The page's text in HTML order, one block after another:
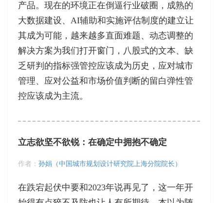
产品。现在的环境正在倒逼行业破圈，成熟的
大数据建设、AI辅助和实施评估制度的建立让
其成为可能，越来越多直面难题、动态调整的
解决方案为我们打开窗门，八股式的文本、缺
乏研判的指标强管控应该成为历史，应对城市
管理、应对公益和市场价值判断的留白弹性管
控应该成为主流。
立志欲坚不欲锐：在确定中拥抱不确定
作者： 孙娟（中国城市规划设计研究院上海分院院长）
在跌宕起伏中要和2023年说再见了，这一年开